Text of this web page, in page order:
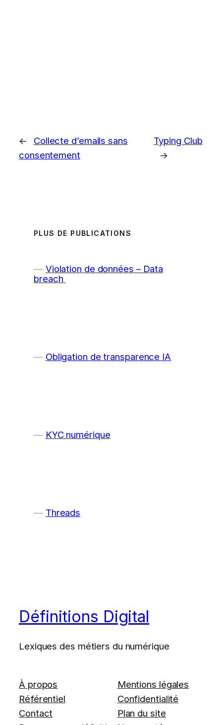
←
Collecte d’emails sans
consentement
Typing Club
→
PLUS DE PUBLICATIONS
Violation de données – Data
breach
Obligation de transparence IA
KYC numérique
Threads
Définitions Digital
Lexiques des métiers du numérique
À propos
Référentiel
Contact
Mentions légales
Confidentialité
Plan du site